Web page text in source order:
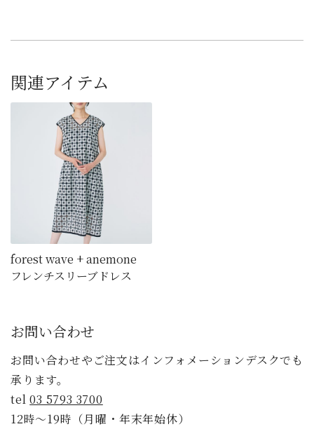
関連アイテム
forest wave + anemone
フレンチスリーブドレス
お問い合わせ
お問い合わせやご注文はインフォメーションデスクでも
承ります。
tel03 5793 3700
12時〜19時（月曜・年末年始休）